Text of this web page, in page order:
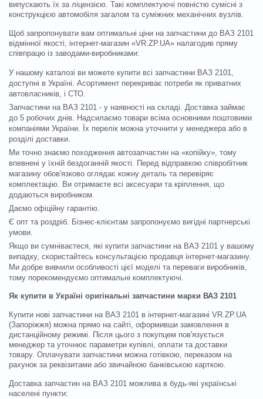
випускають їх за ліцензією. Такі комплектуючі повністю сумісні з
конструкцією автомобіля загалом та суміжних механічних вузлів.
Щоб запропонувати вам оптимальні ціни на запчастини до ВАЗ 2101
відмінної якості, інтернет-магазин «VR.ZP.UA» налагодив пряму
співпрацю із заводами-виробниками:
У нашому каталозі ви можете купити всі запчастини ВАЗ 2101,
доступні в Україні. Асортимент перекриває потреби як приватних
автовласників, і СТО.
Запчастини на ВАЗ 2101 - у наявності на складі. Доставка займає
до 5 робочих днів. Надсилаємо товари всіма основними поштовими
компаніями України. Їх перелік можна уточнити у менеджера або в
розділі доставки.
Ми точно знаємо походження автозапчастин на «копійку», тому
впевнені у їхній бездоганній якості. Перед відправкою співробітник
магазину обов'язково оглядає кожну деталь та перевіряє
комплектацію. Ви отримаєте всі аксесуари та кріплення, що
додаються виробником.
Даємо офіційну гарантію.
Є опт та роздріб. Бізнес-клієнтам запропонуємо вигідні партнерські
умови.
Якщо ви сумніваєтеся, які купити запчастини на ВАЗ 2101 у вашому
випадку, скористайтесь консультацією продавця інтернет-магазину.
Ми добре вивчили особливості цієї моделі та переваги виробників,
тому порекомендуємо оптимальні комплектуючі.
Як купити в Україні оригінальні запчастини марки ВАЗ 2101
Купити нові запчастини на ВАЗ 2101 в інтернет-магазині VR.ZP.UA
(Запоріжжя) можна прямо на сайті, оформивши замовлення в
дистанційному режимі. Після цього з покупцем пов'язується
менеджер та уточнює параметри купівлі, оплати та доставки
товару. Оплачувати запчастини можна готівкою, переказом на
рахунок за реквізитами або звичайною банківською карткою.
Доставка запчастин на ВАЗ 2101 можлива в будь-які українські
населені пункти: